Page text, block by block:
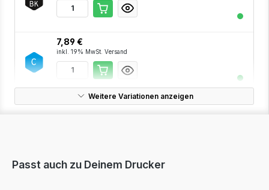
7,89 €
inkl. 19% MwSt. Versand
7,89 €
26,85 €
Weitere Variationen anzeigen
Passt auch zu Deinem Drucker